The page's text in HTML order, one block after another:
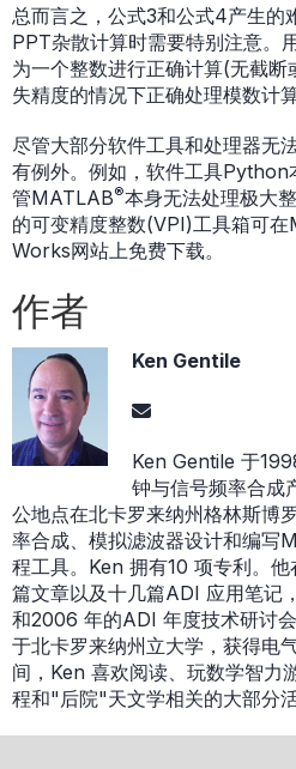
总而言之，公式3和公式4产生的
PPT杂散计算时需要特别注意。
为一个整数进行正确计算(无截
失精度的情况下正确处理模数计算
尽管大部分软件工具和处理器无
有例外。例如，软件工具Python
管MATLAB®本身无法处理极大
的可变精度整数(VPI)工具箱可
Works网站上免费下载。
作者
Ken Gentile
Ken Gentile 于
钟与信号频率合成
公地点在北卡罗来纳州格林斯博
率合成、模拟滤波器设计和编写
程工具。Ken 拥有10 项专利。
篇文章以及十几篇ADI 应用笔记
和2006 年的ADI 年度技术研讨
于北卡罗来纳州立大学，获得电
间，Ken 喜欢阅读、玩数学智力
程和"后院"天文学相关的大部分活